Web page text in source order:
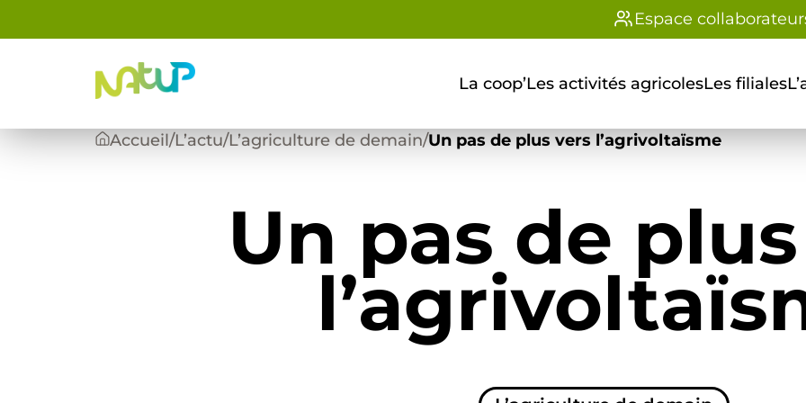
Espace
La coop’Les activités agricolesLes filiales
Accueil/L’actu/L’agriculture de demain/Un pas de plus vers l’agrivoltaïsme
Un pas de